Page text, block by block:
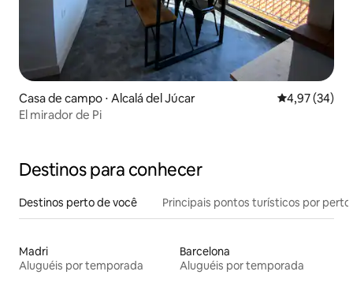
Casa de campo ⋅ Alcalá del Júcar 4,97 de uma
4,97 (34)
El mirador de Pi
Destinos para conhecer
Destinos perto de você Principais pontos turísticos por perto
Madri
Aluguéis por temporada
Barcelona
Aluguéis por temporada